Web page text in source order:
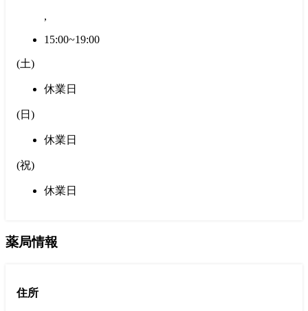
,
15:00~19:00
(土)
休業日
(日 )
休業日
(祝)
休業日
薬局情報
住所